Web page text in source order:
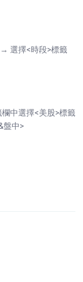
選擇<時段>標籤
中選擇<美股>標籤
盤中>